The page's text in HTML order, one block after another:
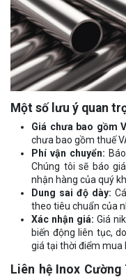
Một số lưu ý quan
Giá chưa bao gồm
chưa bao gồm thuế
Phí vận chuyển:
Chúng tôi sẽ báo
nhận hàng của quý
Dung sai độ dày:
theo tiêu chuẩn của
Xác nhận giá: Giá
biến động liên tục,
giá tại thời điểm mua
Liên hệ Inox